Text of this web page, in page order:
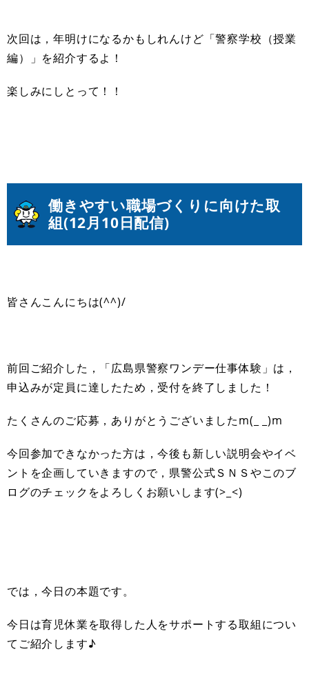
次回は，年明けになるかもしれんけど「警察学校（授業
編）」を紹介するよ！
楽しみにしとって！！
働きやすい職場づくりに向けた取
組(12月10日配信)
皆さんこんにちは(^^)/
前回ご紹介した，「広島県警察ワンデー仕事体験」は，
申込みが定員に達したため，受付を終了しました！
たくさんのご応募，ありがとうございましたm(_ _)m
今回参加できなかった方は，今後も新しい説明会やイベ
ントを企画していきますので，県警公式ＳＮＳやこのブ
ログのチェックをよろしくお願いします(>_<)
では，今日の本題です。
今日は育児休業を取得した人をサポートする取組につい
てご紹介します♪